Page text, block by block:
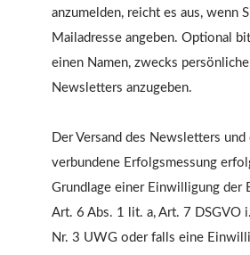
anzumelden, reicht es aus, wenn
Mailadresse angeben. Optional
einen Namen, zwecks
Newsletters anzugeben.
Der Versand des Newsletters
verbundene Erfolgsmessung
Grundlage einer Einwilligung der
Art. 6 Abs. 1 lit. a, Art. 7 DSGVO
Nr. 3 UWG oder falls eine